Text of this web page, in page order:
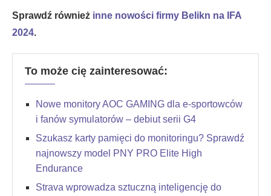
Sprawdź również inne nowości firmy Belikn na IFA
2024.
To może cię zainteresować:
Nowe monitory AOC GAMING dla e-sportowców
i fanów symulatorów – debiut serii G4
Szukasz karty pamięci do monitoringu? Sprawdź
najnowszy model PNY PRO Elite High
Endurance
Strava wprowadza sztuczną inteligencję do